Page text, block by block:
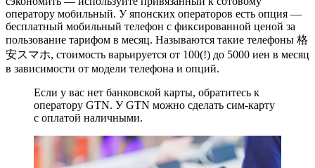
оператору мобильный. У японских операторов есть опция —
бесплатный мобильный телефон с фиксированной ценой за
пользование тарифом в месяц. Называются такие телефоны 格
安スマホ, стоимость варьируется от 100(!) до 5000 иен в месяц
в зависимости от модели телефона и опций.
Если у вас нет банковской карты, обратитесь к
оператору GTN. У GTN можно сделать сим-карту
с оплатой наличными.